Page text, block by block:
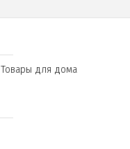
Товары для дома